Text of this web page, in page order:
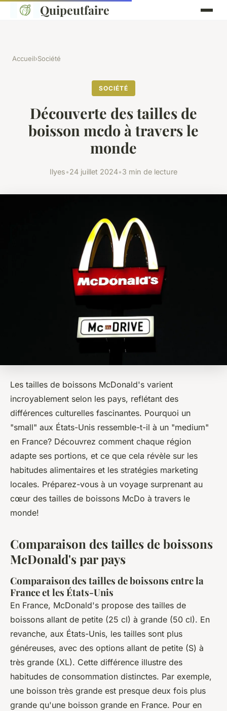
Quipeutfaire
Accueil›Société
SOCIÉTÉ
Découverte des tailles de
boisson mcdo à travers le
monde
Ilyes•24 juillet 2024•3 min de lecture
Les tailles de boissons McDonald's varient
incroyablement selon les pays, reflétant des
différences culturelles fascinantes. Pourquoi un
"small" aux États-Unis ressemble-t-il à un "medium"
en France? Découvrez comment chaque région
adapte ses portions, et ce que cela révèle sur les
habitudes alimentaires et les stratégies marketing
locales. Préparez-vous à un voyage surprenant au
cœur des tailles de boissons McDo à travers le
monde!
Comparaison des tailles de boissons
McDonald's par pays
Comparaison des tailles de boissons entre la
France et les États-Unis
En France, McDonald's propose des tailles de
boissons allant de petite (25 cl) à grande (50 cl). En
revanche, aux États-Unis, les tailles sont plus
généreuses, avec des options allant de petite (S) à
très grande (XL). Cette différence illustre des
habitudes de consommation distinctes. Par exemple,
une boisson très grande est presque deux fois plus
grande qu'une boisson grande en France. Pour en